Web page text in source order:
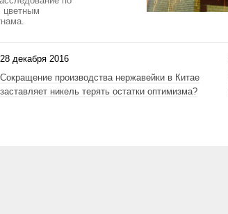
цветным
28 декабря 2016
Сокращение производства нержавейки в Китае
заставляет никель терять остатки оптимизма?